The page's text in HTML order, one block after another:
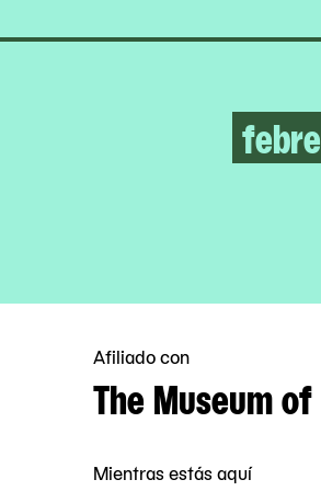
Afiliado con
The Museum
Mientras estás aquí